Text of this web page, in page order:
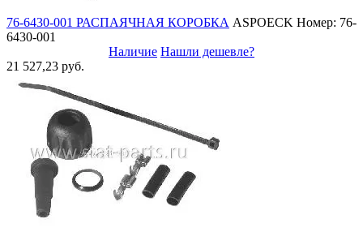
76-6430-001 РАСПАЯЧНАЯ КОРОБКА ASPOECK Номер: 76-
6430-001
Наличие Нашли дешевле?
21 527,23 руб.